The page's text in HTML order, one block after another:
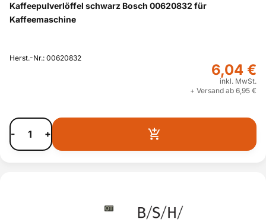
Kaffeepulverlöffel schwarz Bosch 00620832 für
Kaffeemaschine
Herst.-Nr.: 00620832
6,04 €
inkl. MwSt.
+ Versand ab 6,95 €
- +